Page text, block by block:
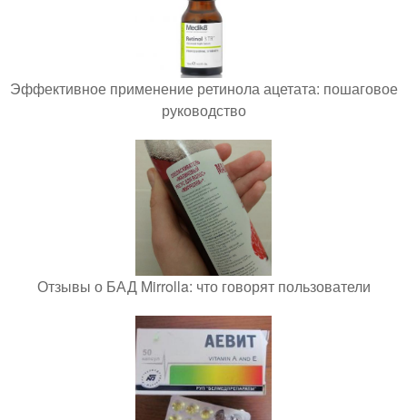
Эффективное применение ретинола ацетата: пошаговое
руководство
Отзывы о БАД Mirrolla: что говорят пользователи